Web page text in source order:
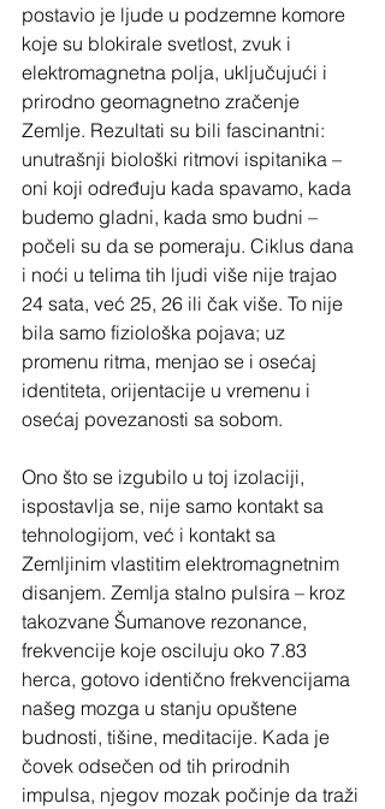
postavio je ljude u podzemne komore
koje su blokirale svetlost, zvuk i
elektromagnetna polja, uključujući i
prirodno geomagnetno zračenje
Zemlje. Rezultati su bili fascinantni:
unutrašnji biološki ritmovi ispitanika –
oni koji određuju kada spavamo, kada
budemo gladni, kada smo budni –
počeli su da se pomeraju. Ciklus dana
i noći u telima tih ljudi više nije trajao
24 sata, već 25, 26 ili čak više. To nije
bila samo fiziološka pojava; uz
promenu ritma, menjao se i osećaj
identiteta, orijentacije u vremenu i
osećaj povezanosti sa sobom.
Ono što se izgubilo u toj izolaciji,
ispostavlja se, nije samo kontakt sa
tehnologijom, već i kontakt sa
Zemljinim vlastitim elektromagnetnim
disanjem. Zemlja stalno pulsira – kroz
takozvane Šumanove rezonance,
frekvencije koje osciluju oko 7.83
herca, gotovo identično frekvencijama
našeg mozga u stanju opuštene
budnosti, tišine, meditacije. Kada je
čovek odsečen od tih prirodnih
impulsa, njegov mozak počinje da traži